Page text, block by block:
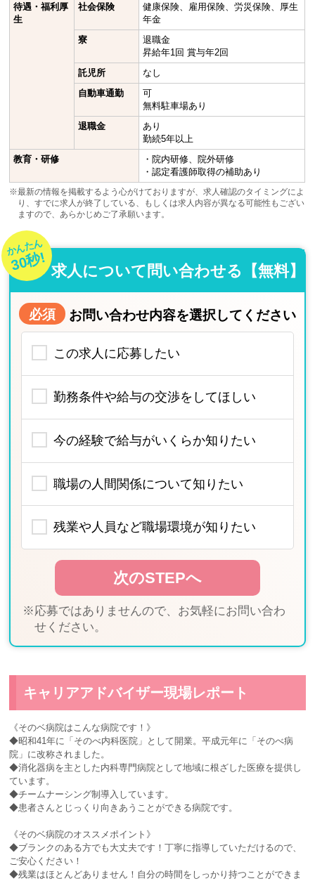
待遇・福利厚
生
社会保険
健康保険、雇用保険、労災保険、厚生
年金
寮
退職金
昇給年1回 賞与年2回
託児所
なし
自動車通勤
可
無料駐車場あり
退職金
あり
勤続5年以上
教育・研修
・院内研修、院外研修
・認定看護師取得の補助あり
※最新の情報を掲載するよう心がけておりますが、求人確認のタイミングによ
り、すでに求人が終了している、もしくは求人内容が異なる可能性もござい
ますので、あらかじめご了承願います。
かんたん
30秒! 求人について問い合わせる【無料】
必須 お問い合わせ内容を選択してください
この求人に応募したい
勤務条件や給与の交渉をしてほしい
今の経験で給与がいくらか知りたい
職場の人間関係について知りたい
残業や人員など職場環境が知りたい
※応募ではありませんので、お気軽にお問い合わ
せください。
キャリアアドバイザー現場レポート
《そのベ病院はこんな病院です！》
◆昭和41年に「そのべ内科医院」として開業。平成元年に「そのべ病
院」に改称されました。
◆消化器病を主とした内科専門病院として地域に根ざした医療を提供し
ています。
◆チームナーシング制導入しています。
◆患者さんとじっくり向きあうことができる病院です。
《そのベ病院のオススメポイント》
◆ブランクのある方でも大丈夫です！丁寧に指導していただけるので、
ご安心ください！
◆残業はほとんどありません！自分の時間をしっかり持つことができま